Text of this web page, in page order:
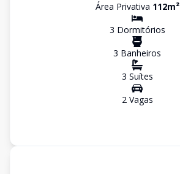
Área Privativa 112m²
3 Dormitórios
3 Banheiros
3 Suítes
2Vagas